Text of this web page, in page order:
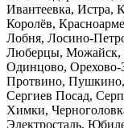
Ивантеевка, Истра,
Королёв,
Лобня, Лосино-
Люберцы,
Одинцово, Орехово-
Протвино, Пушкино,
Сергиев Посад,
Химки,
Электросталь,